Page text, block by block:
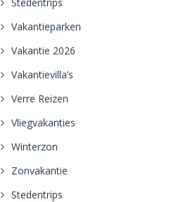
Vakantieparken
Vakantie 2026
Vakantievilla’s
Verre Reizen
Vliegvakanties
Winterzon
Zonvakantie
Stedentrips